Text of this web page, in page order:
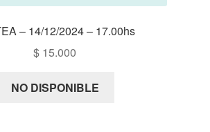
– 14/12/2024 – 17.00hs
$ 15.000
NO DISPONIBLE